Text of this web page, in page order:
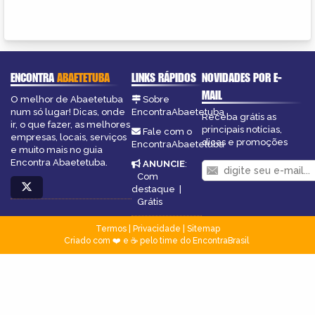
ENCONTRAABAETETUBA
O melhor de Abaetetuba
num só lugar! Dicas, onde
ir, o que fazer, as melhores
empresas, locais, serviços
e muito mais no guia
Encontra Abaetetuba.
LINKS RÁPIDOS
Sobre
EncontraAbaetetuba
Fale com o
EncontraAbaetetuba
ANUNCIE:
Com
destaque |
Grátis
NOVIDADES POR E-
MAIL
Receba grátis as
principais notícias,
dicas e promoções
Termos| Privacidade
Sitemap
Criado com ❤️ e ☕ pelo time do EncontraBrasil